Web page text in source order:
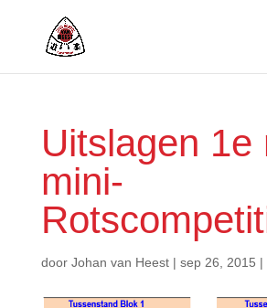
Uitslagen 1e
mini-
door Johan van Heest| sep 26, 2015 |